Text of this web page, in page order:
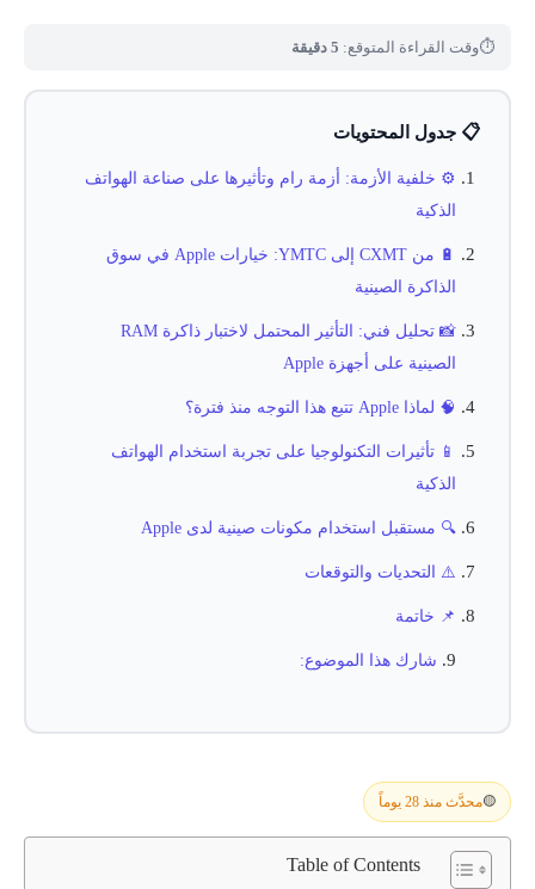
⏱وقت القراءة المتوقع: 5 دقيقة
📋 جدول المحتويات
⚙️ خلفية الأزمة: أزمة رام وتأثيرها على صناعة الهواتف
الذكية
🔋 من CXMT إلى YMTC: خيارات Apple في سوق
الذاكرة الصينية
📸 تحليل فني: التأثير المحتمل لاختبار ذاكرة RAM
الصينية على أجهزة Apple
🧠 لماذا Apple تتبع هذا التوجه منذ فترة؟
📱 تأثيرات التكنولوجيا على تجربة استخدام الهواتف
الذكية
🔍 مستقبل استخدام مكونات صينية لدى Apple
⚠️ التحديات والتوقعات
📌 خاتمة
شارك هذا الموضوع:
🟡محدَّث منذ 28 يوماً
Table of Contents